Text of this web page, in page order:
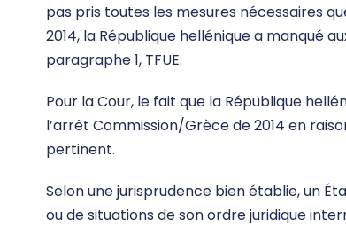
pas pris toutes les mesures nécessaires
2014, la République hellénique a manqué
paragraphe 1, TFUE.
Pour la Cour, le fait que la République
l’arrêt Commission/Grèce de 2014 en
pertinent.
Selon une jurisprudence bien établie, un
ou de situations de son ordre juridique